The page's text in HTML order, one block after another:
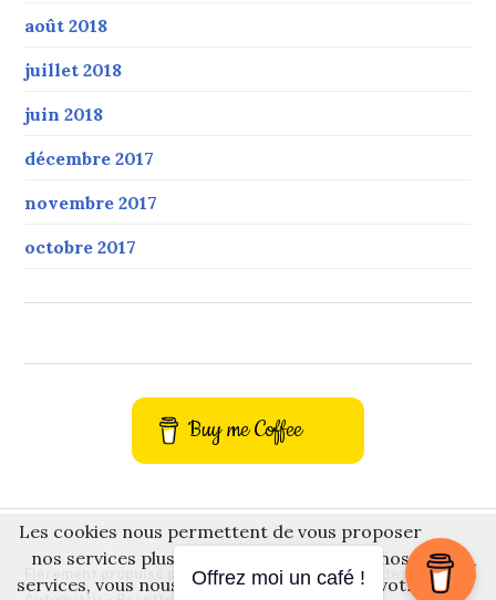
août 2018
juillet 2018
juin 2018
décembre 2017
novembre 2017
octobre 2017
Buy me Coffee
Fièrement propulsé par WordPress
Thème Gazette par
Les cookies nous permettent de vous proposer
nos services plus facilement. En utilisant nos
services, vous nous donnez expressément votre
Offrez moi un café !